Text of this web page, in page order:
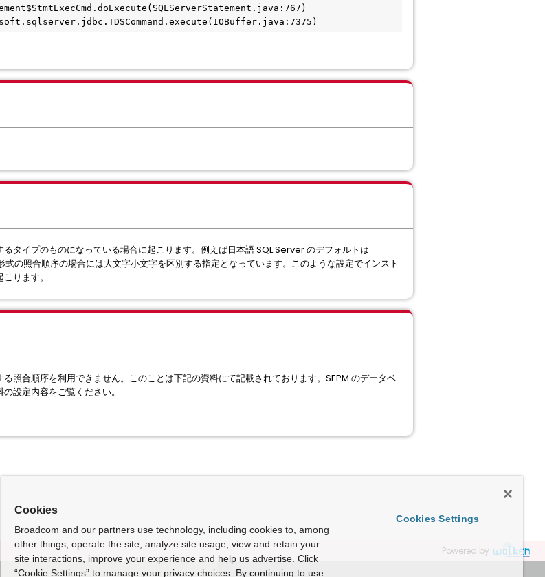
タイプのものになっている場合に起こります。例えば日本語 SQL Server のデフォルトは
照合順序の場合には大文字小文字を区別する指定となっています。このような設定でインスト
ります。
照合順序を利用できません。このことは下記の資料にて記載されております。SEPM のデータベ
設定内容をご覧ください。
Powered by
Cookies
Broadcom and our partners use technology, including cookies to, among
other things, operate the site, analyze site usage, view and retain your
site interactions, improve your experience and help us advertise. Click
“Cookie Settings” to manage your privacy choices. By continuing to use
Cookies Settings